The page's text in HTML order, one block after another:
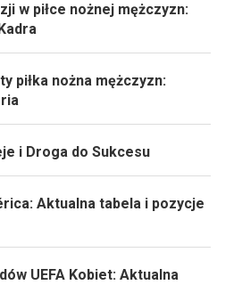
w piłce nożnej mężczyzn:
piłka nożna mężczyzn:
i Droga do Sukcesu
Aktualna tabela i pozycje
UEFA Kobiet: Aktualna